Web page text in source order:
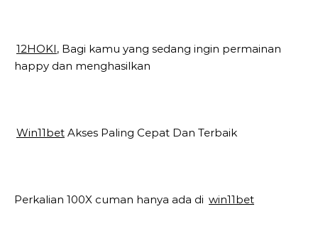
12HOKI, Bagi kamu yang sedang ingin permainan
happy dan menghasilkan
Win11bet Akses Paling Cepat Dan Terbaik
Perkalian 100X cuman hanya ada di win11bet